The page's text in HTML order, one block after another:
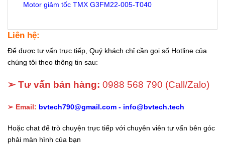
Motor giảm tốc TMX G3FM22-005-T040
Liên hệ:
Để được tư vấn trực tiếp, Quý khách chỉ cần gọi số Hotline của
chúng tôi theo thông tin sau:
➢ Tư vấn bán hàng: 0988 568 790 (Call/Zalo)
➢ Email: bvtech790@gmail.com - info@bvtech.tech
Hoặc chat để trò chuyện trực tiếp với chuyên viên tư vấn bên góc
phải màn hình của bạn